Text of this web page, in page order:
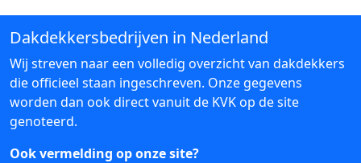
Dakdekkersbedrijven in Nederland
Wij streven naar een volledig overzicht van dakdekkers
die officieel staan ingeschreven. Onze gegevens
worden dan ook direct vanuit de KVK op de site
genoteerd.
Ook vermelding op onze site?